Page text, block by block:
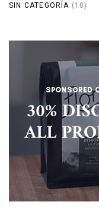
SIN CATEGORÍA (10)